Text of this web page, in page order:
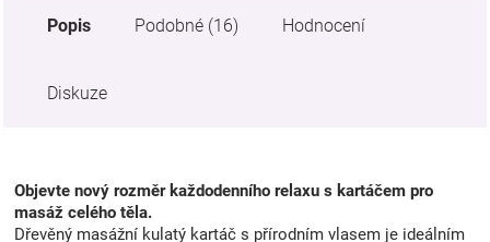
Popis Podobné (16) Hodnocení
Diskuze
Objevte nový rozměr každodenního relaxu s kartáčem pro
masáž celého těla.
Dřevěný masážní kulatý kartáč s přírodním vlasem je ideálním